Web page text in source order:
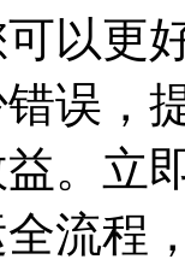
以更
误，
。立
流程